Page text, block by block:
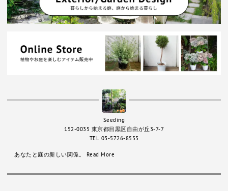
あなたと庭の新しい関係。 Read More
Seeding
152-0035 東京都目黒区自由が丘3-7-7
TEL 03-5726-8555